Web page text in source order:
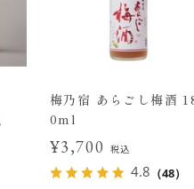
梅乃宿 あらごし梅酒
0ml
¥3,700 税込
4.8 （48）